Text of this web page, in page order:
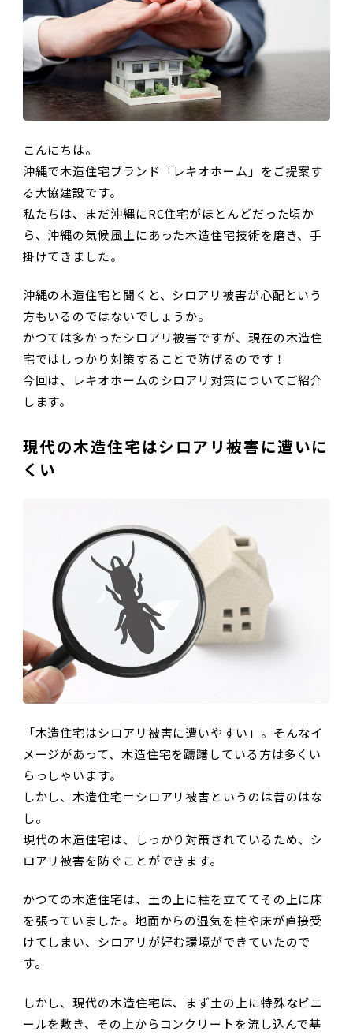
こんにちは。
沖縄で木造住宅ブランド「レキオホーム」をご提案す
る大協建設です。
私たちは、まだ沖縄にRC住宅がほとんどだった頃か
ら、沖縄の気候風土にあった木造住宅技術を磨き、手
掛けてきました。
沖縄の木造住宅と聞くと、シロアリ被害が心配という
方もいるのではないでしょうか。
かつては多かったシロアリ被害ですが、現在の木造住
宅ではしっかり対策することで防げるのです！
今回は、レキオホームのシロアリ対策についてご紹介
します。
現代の木造住宅はシロアリ被害に遭いに
くい
「木造住宅はシロアリ被害に遭いやすい」。そんなイ
メージがあって、木造住宅を躊躇している方は多くい
らっしゃいます。
しかし、木造住宅＝シロアリ被害というのは昔のはな
し。
現代の木造住宅は、しっかり対策されているため、シ
ロアリ被害を防ぐことができます。
かつての木造住宅は、土の上に柱を立ててその上に床
を張っていました。地面からの湿気を柱や床が直接受
けてしまい、シロアリが好む環境ができていたので
す。
しかし、現代の木造住宅は、まず土の上に特殊なビニ
ールを敷き、その上からコンクリートを流し込んで基